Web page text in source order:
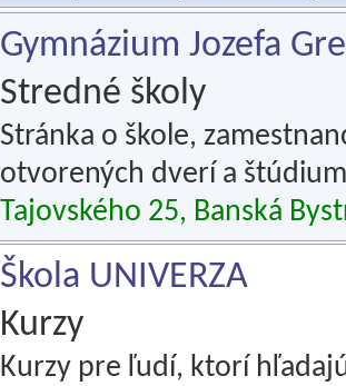
Gymnázium Jozefa
Stredné školy
Stránka o škole,
otvorených dverí a
Tajovského 25, Banská
Škola UNIVERZA
Kurzy
Kurzy pre ľudí, ktorí